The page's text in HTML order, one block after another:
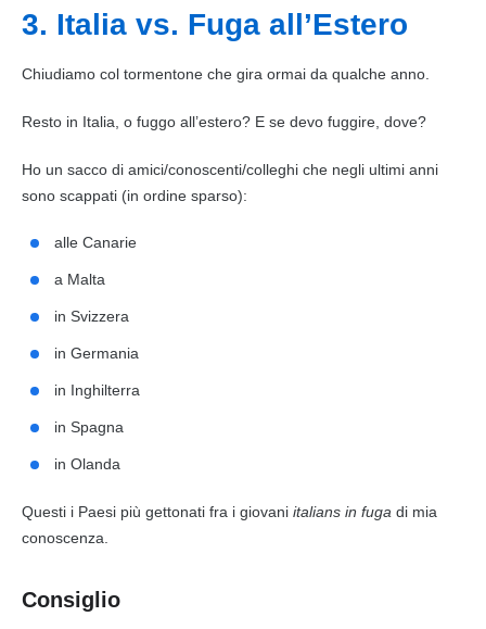
3. Italia vs. Fuga all’Estero
Chiudiamo col tormentone che gira ormai da qualche anno.
Resto in Italia, o fuggo all’estero? E se devo fuggire, dove?
Ho un sacco di amici/conoscenti/colleghi che negli ultimi anni
sono scappati (in ordine sparso):
alle Canarie
a Malta
in Svizzera
in Germania
in Inghilterra
in Spagna
in Olanda
Questi i Paesi più gettonati fra i giovani italians in fuga di mia
conoscenza.
Consiglio